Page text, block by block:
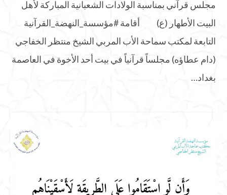
مجلس قرآني بمناسبة الولادات الشعبانية المباركة لأهل
البيت الأطهار (ع) أقامة #مؤسسة_النهضة_القرآنية
التابعة لمكتب سماحة الأب المربي الشيخ منتظر الخفاجي
(دام عطاؤه) مجلساً قرآنياً في بيت أحد الأخوة في العاصمة
بغداد…